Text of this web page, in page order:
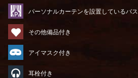
パーソナルカーテンを設置しているバス
その他備品付き
アイマスク付き
耳栓付き